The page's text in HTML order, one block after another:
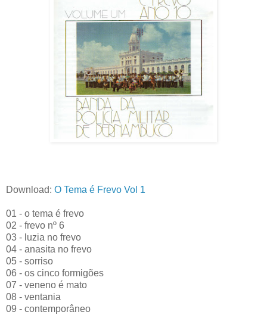
Download: O Tema é Frevo Vol 1
01 - o tema é frevo
02 - frevo nº 6
03 - luzia no frevo
04 - anasita no frevo
05 - sorriso
06 - os cinco formigões
07 - veneno é mato
08 - ventania
09 - contemporâneo